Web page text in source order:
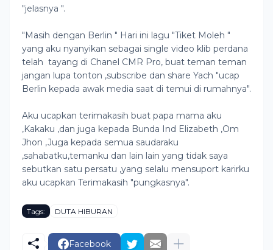
"jelasnya ".
"Masih dengan Berlin " Hari ini lagu "Tiket Moleh "
yang aku nyanyikan sebagai single video klib perdana
telah tayang di Chanel CMR Pro, buat teman teman
jangan lupa tonton ,subscribe dan share Yach "ucap
Berlin kepada awak media saat di temui di rumahnya".
Aku ucapkan terimakasih buat papa mama aku
,Kakaku ,dan juga kepada Bunda Ind Elizabeth ,Om
Jhon ,Juga kepada semua saudaraku
,sahabatku,temanku dan lain lain yang tidak saya
sebutkan satu persatu ,yang selalu mensuport karirku
aku ucapkan Terimakasih "pungkasnya".
Tags: DUTA HIBURAN
Facebook